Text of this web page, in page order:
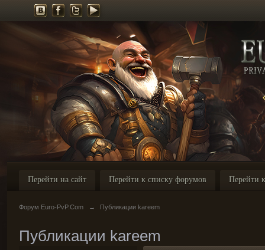
Перейти на сайт Перейти к списку форумов Перейти
Форум Euro-PvP.Com → Публикации kareem
Публикации kareem